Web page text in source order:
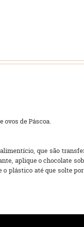
ovos de Páscoa.
que são
aplique o chocolate
plástico até que solte